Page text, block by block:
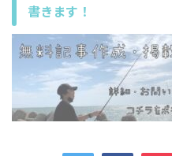
書きます！